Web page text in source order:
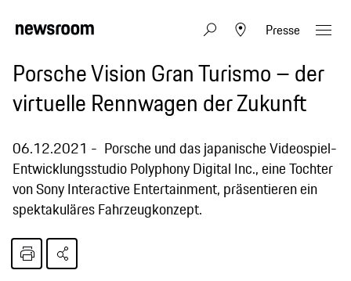
Presse
Porsche Vision Gran Turismo – der
virtuelle Rennwagen der Zukunft
06.12.2021
Porsche und das japanische Videospiel-
Entwicklungsstudio Polyphony Digital Inc., eine Tochter
von Sony Interactive Entertainment, präsentieren ein
spektakuläres Fahrzeugkonzept.